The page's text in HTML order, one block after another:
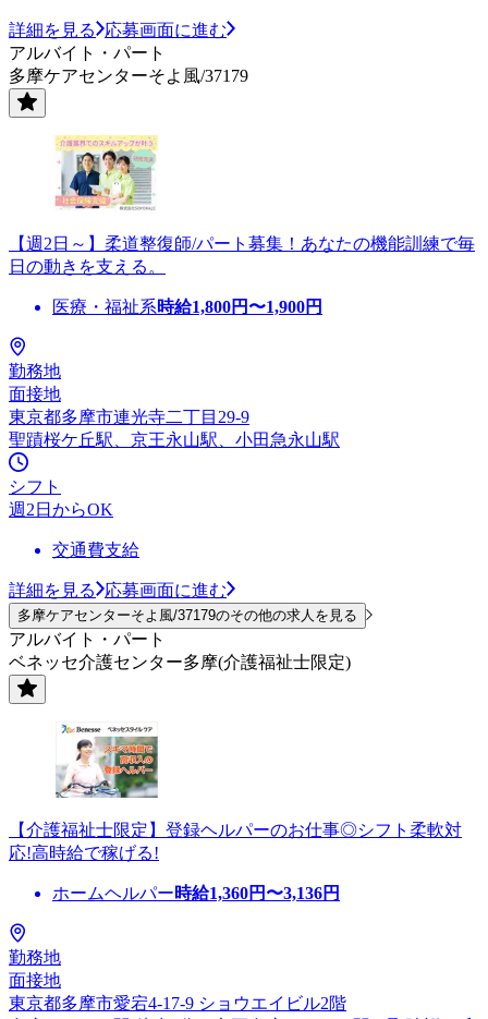
詳細を見る
応募画面に進む
アルバイト・パート
多摩ケアセンターそよ風/37179
【週2日～】柔道整復師/パート募集！あなたの機能訓練で毎
日の動きを支える。
医療・福祉系時給1,800円〜1,900円
勤務地
面接地
東京都多摩市連光寺二丁目29-9
聖蹟桜ケ丘駅、京王永山駅、小田急永山駅
シフト
週2日からOK
交通費支給
詳細を見る 応募画面に進む
多摩ケアセンターそよ風/37179のその他の求人を見る
アルバイト・パート
ベネッセ介護センター多摩(介護福祉士限定)
【介護福祉士限定】登録ヘルパーのお仕事◎シフト柔軟対
応!高時給で稼げる!
ホームヘルパー時給1,360円〜3,136円
勤務地
面接地
東京都多摩市愛宕4-17-9 ショウエイビル2階